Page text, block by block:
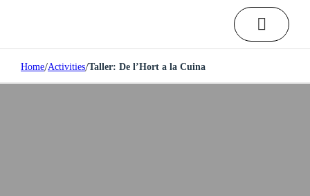
Home/Activities/Taller: De l’Hort a la Cuina